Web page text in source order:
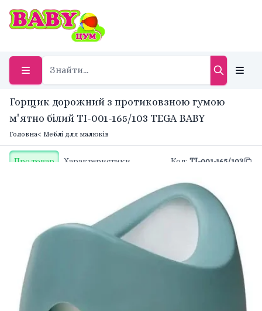
Горщик дорожний з протиковзною гумою
м'ятно білий TI-001-165/103 TEGA BABY
Головна< Меблі для малюків
Про товар Характеристики Код: TI-001-165/103